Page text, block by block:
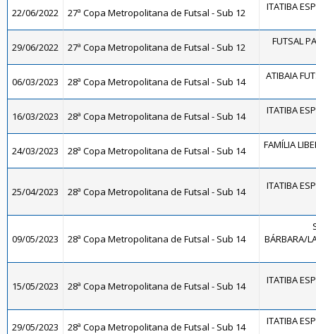
22/06/2022 27ª Copa Metropolitana de Futsal - Sub 12 ITATIBA
29/06/2022 27ª Copa Metropolitana de Futsal - Sub 12 FUTSAL
06/03/2023 28ª Copa Metropolitana de Futsal - Sub 14 ATIBAIA
16/03/2023 28ª Copa Metropolitana de Futsal - Sub 14 ITATIBA
24/03/2023 28ª Copa Metropolitana de Futsal - Sub 14 FAMÍLIA
25/04/2023 28ª Copa Metropolitana de Futsal - Sub 14 ITATIBA
09/05/2023 28ª Copa Metropolitana de Futsal - Sub 14
BÁRBARA/
15/05/2023 28ª Copa Metropolitana de Futsal - Sub 14 ITATIBA
29/05/2023 28ª Copa Metropolitana de Futsal - Sub 14 ITATIBA